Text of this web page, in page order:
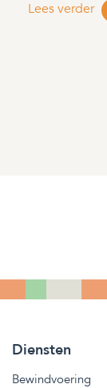
Lees verder
Diensten
Bewindvoering